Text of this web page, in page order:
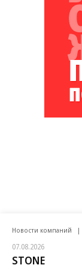
Новости компаний
07.08.2026
STONE